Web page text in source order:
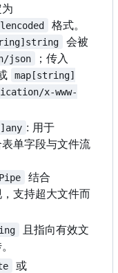
格式。
会被
json ；传入
map[string]
x-www-
: 用于
单字段与文件流
结合
支持超大文件而
且指向有效文
或